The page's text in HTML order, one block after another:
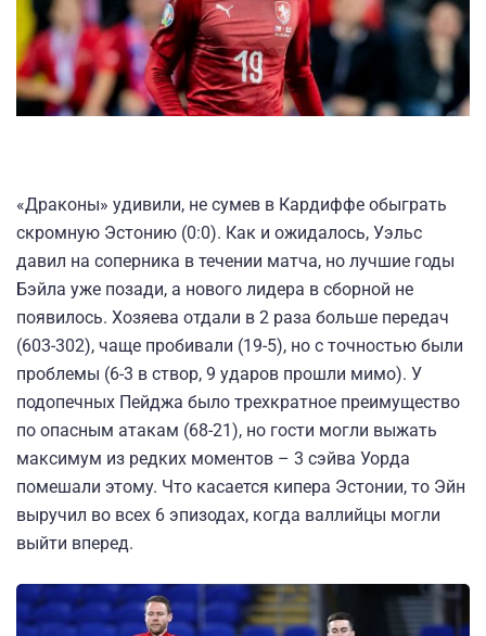
«Драконы» удивили, не сумев в Кардиффе обыграть
скромную Эстонию (0:0). Как и ожидалось, Уэльс
давил на соперника в течении матча, но лучшие годы
Бэйла уже позади, а нового лидера в сборной не
появилось. Хозяева отдали в 2 раза больше передач
(603-302), чаще пробивали (19-5), но с точностью были
проблемы (6-3 в створ, 9 ударов прошли мимо). У
подопечных Пейджа было трехкратное преимущество
по опасным атакам (68-21), но гости могли выжать
максимум из редких моментов – 3 сэйва Уорда
помешали этому. Что касается кипера Эстонии, то Эйн
выручил во всех 6 эпизодах, когда валлийцы могли
выйти вперед.